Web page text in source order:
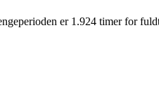
er 1.924 timer for